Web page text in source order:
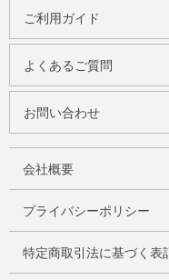
ご利用ガイド
よくあるご質問
お問い合わせ
会社概要
プライバシーポリシー
特定商取引法に基づく表